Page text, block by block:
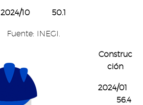
2024/10 50.1
Fuente: INEGI.
Construc
ción
2024/01
56.4